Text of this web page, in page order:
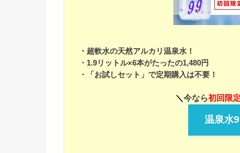
・超軟水の天然アルカリ温泉水！
・1.9リットル×6本がたったの1,480円
・「お試しセット」で定期購入は不要！
＼ 今なら初回限
温泉水